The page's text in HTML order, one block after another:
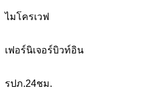
ไมโครเวฟ
เฟอร์นิเจอร์บิวท์อิน
รปภ.24ชม.